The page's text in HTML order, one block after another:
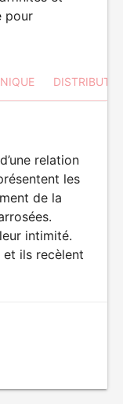
pour
relation
les
de la
intimité.
ils recèlent